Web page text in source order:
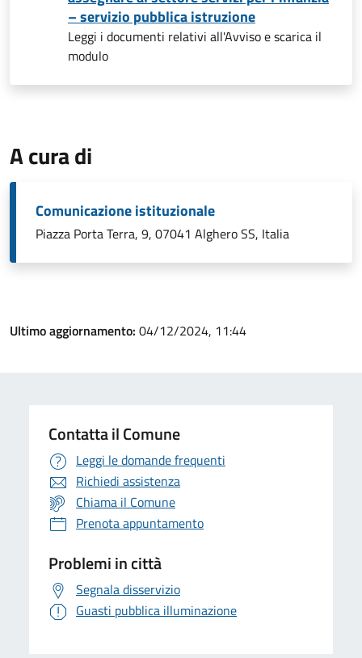
– servizio pubblica istruzione
Leggi i documenti relativi all'Avviso e scarica il
modulo
A cura di
Comunicazione istituzionale
Piazza Porta Terra, 9, 07041 Alghero SS, Italia
Ultimo aggiornamento: 04/12/2024, 11:44
Contatta il Comune
Leggi le domande frequenti
Richiedi assistenza
Chiama il Comune
Prenota appuntamento
Problemi in città
Segnala disservizio
Guasti pubblica illuminazione